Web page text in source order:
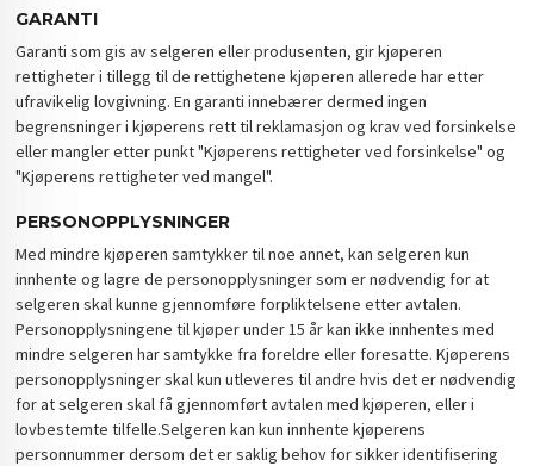
GARANTI
Garanti som gis av selgeren eller produsenten, gir kjøperen
rettigheter i tillegg til de rettighetene kjøperen allerede har etter
ufravikelig lovgivning. En garanti innebærer dermed ingen
begrensninger i kjøperens rett til reklamasjon og krav ved forsinkelse
eller mangler etter punkt "Kjøperens rettigheter ved forsinkelse" og
"Kjøperens rettigheter ved mangel".
PERSONOPPLYSNINGER
Med mindre kjøperen samtykker til noe annet, kan selgeren kun
innhente og lagre de personopplysninger som er nødvendig for at
selgeren skal kunne gjennomføre forpliktelsene etter avtalen.
Personopplysningene til kjøper under 15 år kan ikke innhentes med
mindre selgeren har samtykke fra foreldre eller foresatte. Kjøperens
personopplysninger skal kun utleveres til andre hvis det er nødvendig
for at selgeren skal få gjennomført avtalen med kjøperen, eller i
lovbestemte tilfelle.Selgeren kan kun innhente kjøperens
personnummer dersom det er saklig behov for sikker identifisering